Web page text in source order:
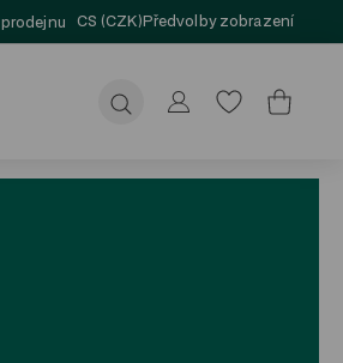
CS (CZK)Předvolby zobrazení
Odeslat